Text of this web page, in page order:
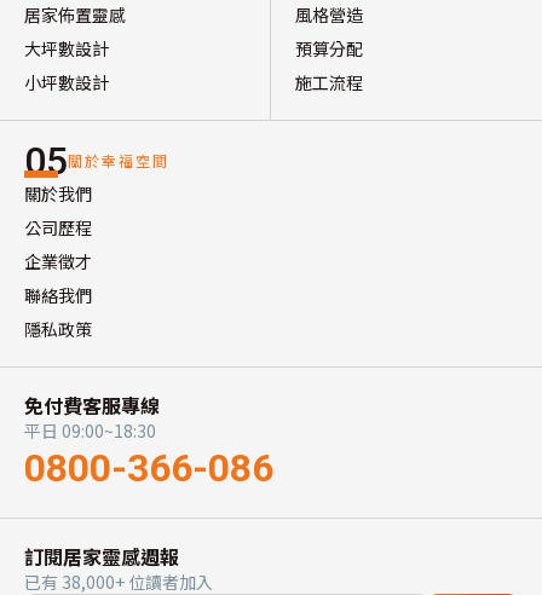
居家佈置靈感
大坪數設計
小坪數設計
風格營造
預算分配
施工流程
05關於幸福空間
關於我們
公司歷程
企業徵才
聯絡我們
隱私政策
免付費客服專線
平日 09:00~18:30
0800-366-086
訂閱居家靈感週報
已有 38,000+ 位讀者加入